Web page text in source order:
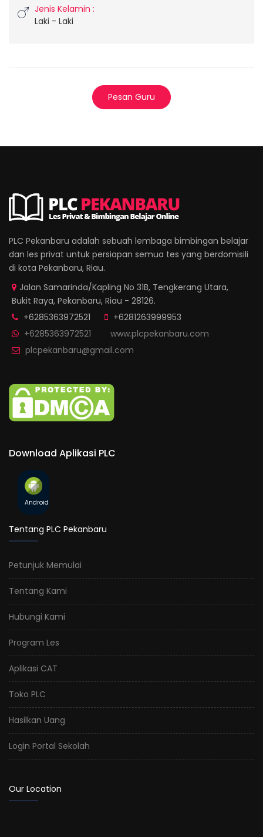
Jenis Kelamin :
Laki - Laki
Pesan Guru
PLC Pekanbaru adalah sebuah lembaga bimbingan belajar
dan les privat untuk persiapan semua tes yang berdomisili
di kota Pekanbaru, Riau.
Jalan Samarinda/Kapling No 31B, Tengkerang Utara,
Bukit Raya, Pekanbaru, Riau - 28126.
+6285363972521
+6281263999953
+6285363972521
www.plcpekanbaru.com
plcpekanbaru@gmail.com
Download Aplikasi PLC
Android
Tentang PLC Pekanbaru
Petunjuk Memulai
Tentang Kami
Hubungi Kami
Program Les
Aplikasi CAT
Toko PLC
Hasilkan Uang
Login Portal Sekolah
Our Location